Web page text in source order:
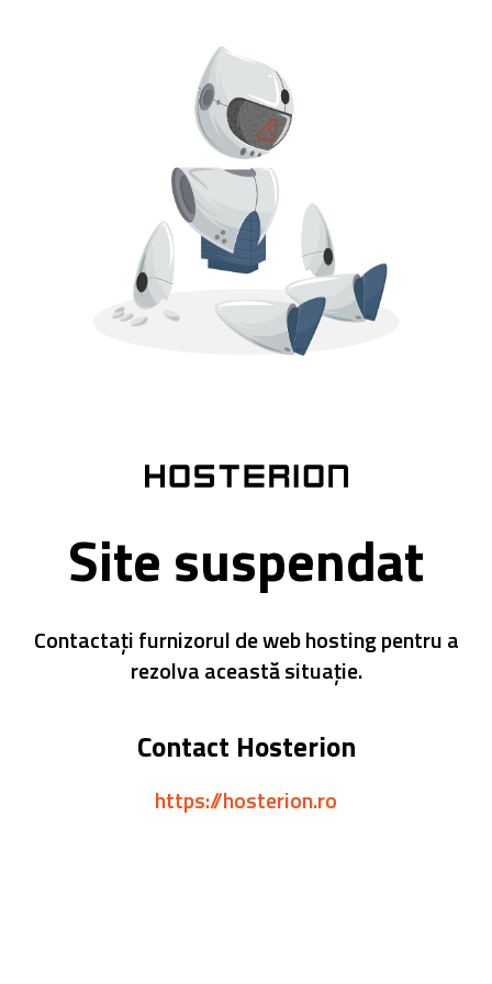
Site suspendat
Contactați furnizorul de web hosting pentru a
rezolva această situație.
Contact Hosterion
https://hosterion.ro